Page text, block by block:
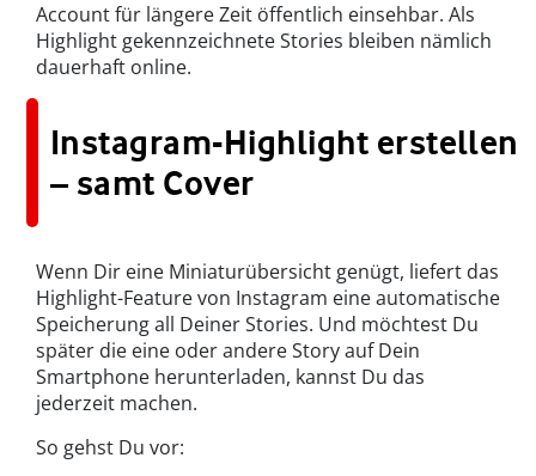
Account für längere Zeit öffentlich einsehbar. Als
Highlight gekennzeichnete Stories bleiben nämlich
dauerhaft online.
Instagram-Highlight erstellen
– samt Cover
Wenn Dir eine Miniaturübersicht genügt, liefert das
Highlight-Feature von Instagram eine automatische
Speicherung all Deiner Stories. Und möchtest Du
später die eine oder andere Story auf Dein
Smartphone herunterladen, kannst Du das
jederzeit machen.
So gehst Du vor: